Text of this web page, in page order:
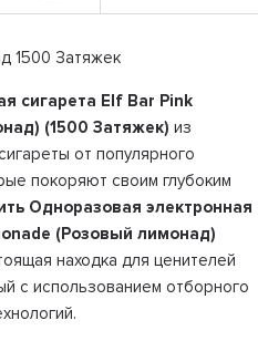
1500 Затяжек
сигарета Elf Bar Pink
(1500 Затяжек) из
от популярного
покоряют своим глубоким
Одноразовая электронная
(Розовый лимонад)
находка для ценителей
с использованием отборного